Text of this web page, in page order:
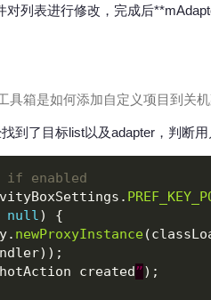
列表进行修改，完成后
箱是如何添加自定义项目到关机
到了目标list以及adapter，判断
if enabled
null
newProxyInstance
created”